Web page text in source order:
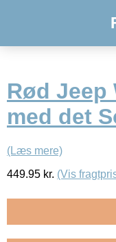
Rød
med det
(Læs mere)
449.95 kr. (Vis